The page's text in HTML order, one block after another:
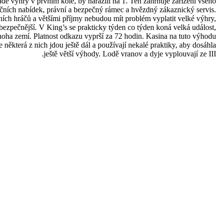
nabídek, právní a bezpečný rámec a hvězdný zákaznický servis.
hráčů a většími příjmy nebudou mít problém vyplatit velké výhry,
V King’s se prakticky týden co týden koná velká událost,
zemí. Platnost odkazu vyprší za 72 hodin. Kasina na tuto výhodu
některá z nich jdou ještě dál a používají nekalé praktiky, aby dosáhla
ještě větší výhody. Lodě vranov a dyje vyplouvají ze III.